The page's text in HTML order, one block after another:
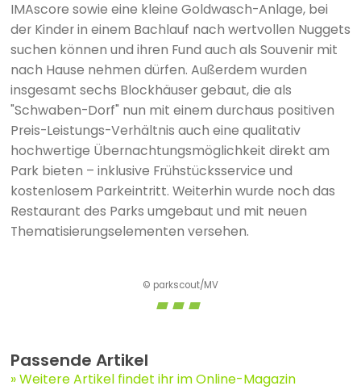
IMAscore sowie eine kleine Goldwasch-Anlage, bei
der Kinder in einem Bachlauf nach wertvollen Nuggets
suchen können und ihren Fund auch als Souvenir mit
nach Hause nehmen dürfen. Außerdem wurden
insgesamt sechs Blockhäuser gebaut, die als
"Schwaben-Dorf" nun mit einem durchaus positiven
Preis-Leistungs-Verhältnis auch eine qualitativ
hochwertige Übernachtungsmöglichkeit direkt am
Park bieten – inklusive Frühstücksservice und
kostenlosem Parkeintritt. Weiterhin wurde noch das
Restaurant des Parks umgebaut und mit neuen
Thematisierungselementen versehen.
© parkscout/MV
Passende Artikel
Weitere Artikel findet ihr im Online-Magazin